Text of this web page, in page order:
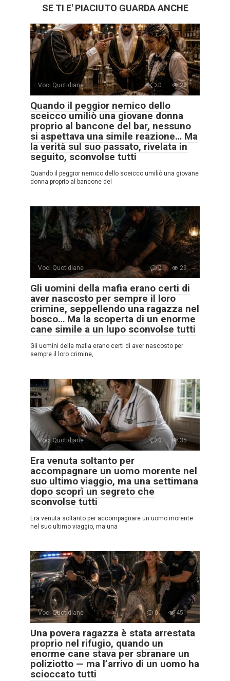
SE TI E' PIACIUTO GUARDA ANCHE
Voci Quotidiane 0 28
Quando il peggior nemico dello
sceicco umiliò una giovane donna
proprio al bancone del bar, nessuno
si aspettava una simile reazione… Ma
la verità sul suo passato, rivelata in
seguito, sconvolse tutti
Quando il peggior nemico dello sceicco umiliò una giovane
donna proprio al bancone del
Voci Quotidiane 0 29
Gli uomini della mafia erano certi di
aver nascosto per sempre il loro
crimine, seppellendo una ragazza nel
bosco… Ma la scoperta di un enorme
cane simile a un lupo sconvolse tutti
Gli uomini della mafia erano certi di aver nascosto per
sempre il loro crimine,
Voci Quotidiane 0 35
Era venuta soltanto per
accompagnare un uomo morente nel
suo ultimo viaggio, ma una settimana
dopo scoprì un segreto che
sconvolse tutti
Era venuta soltanto per accompagnare un uomo morente
nel suo ultimo viaggio, ma una
Voci Quotidiane 0 451
Una povera ragazza è stata arrestata
proprio nel rifugio, quando un
enorme cane stava per sbranare un
poliziotto — ma l’arrivo di un uomo ha
scioccato tutti